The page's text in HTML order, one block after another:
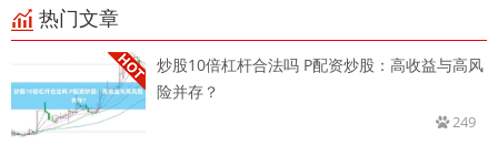
热门文章
炒股10倍杠杆合法吗 P配资炒股：高收益与高风
险并存？
249